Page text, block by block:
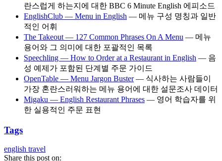
란스럽게 하는지에 대한 BBC 6 Minute English 에피소드
EnglishClub — Menu in English — 메뉴 구성 명칭과 일반
적인 어휘
The Takeout — 127 Common Phrases On A Menu — 메뉴
용어와 그 의미에 대한 포괄적인 목록
Speechling — How to Order at a Restaurant in English — 음
성 예제가 포함된 단계별 주문 가이드
OpenTable — Menu Jargon Buster— 식사하는 사람들이
가장 혼란스러워하는 메뉴 용어에 대한 설문조사 데이터
Migaku — English Restaurant Phrases — 영어 학습자를 위
한 실용적인 주문 표현
Tags
english travel
Share this post on: